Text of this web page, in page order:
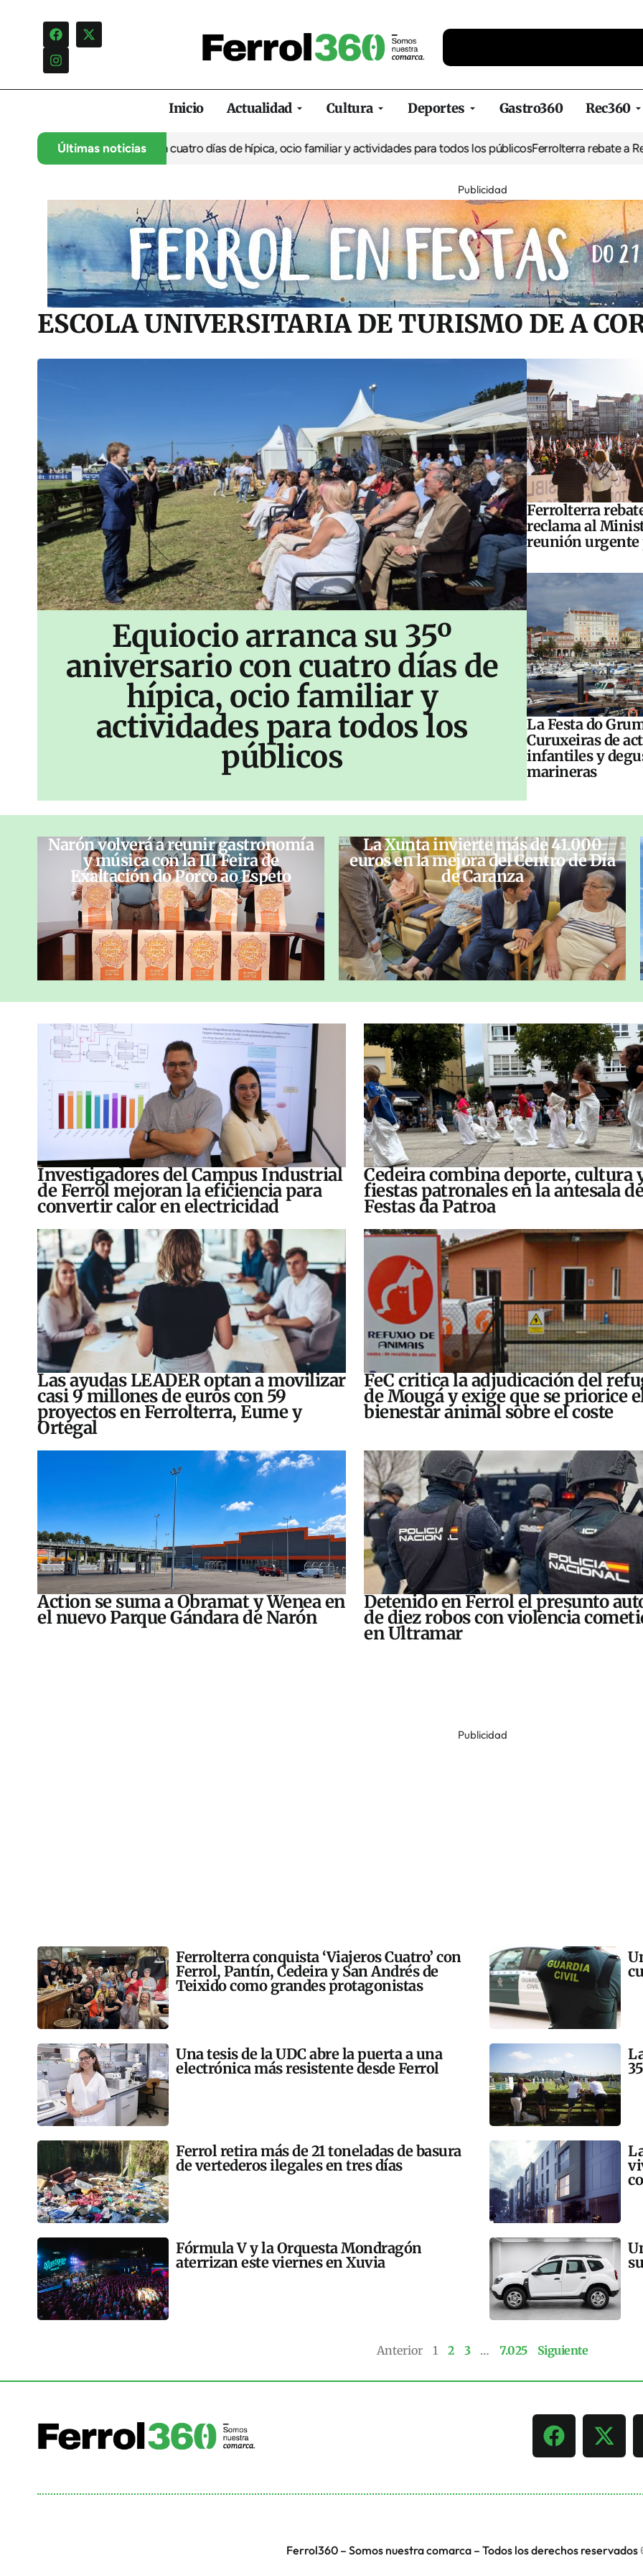
Inicio Actualidad Cultura Deportes Gastro360 Rec360
Últimas noticias
35º aniversario con cuatro días de hípica, ocio familiar y actividades para todos los públicosFerrolterra rebate a Renfe y
Publicidad
ESCOLA UNIVERSITARIA DE TURISMO DE A
Equiocio arranca su 35º
aniversario con cuatro días de
hípica, ocio familiar y
actividades para todos los
públicos
Ferrolterra
reclama al
reunión urgente
La Festa do
Curuxeiras de
infantiles y
marineras
Narón volverá a reunir gastronomía
y música con la III Feira de
Exaltación do Porco ao Espeto
La Xunta invierte más de 41.000
euros en la mejora del Centro de Día
de Caranza
Investigadores del Campus Industrial
de Ferrol mejoran la eficiencia para
convertir calor en electricidad
Cedeira combina deporte, cultura
fiestas patronales en la antesala
Festas da Patroa
Las ayudas LEADER optan a movilizar
casi 9 millones de euros con 59
proyectos en Ferrolterra, Eume y
Ortegal
FeC critica la adjudicación del
de Mougá y exige que se priorice
bienestar animal sobre el coste
Action se suma a Obramat y Wenea en
el nuevo Parque Gándara de Narón
Detenido en Ferrol el presunto
de diez robos con violencia
en Ultramar
Publicidad
Ferrolterra conquista ‘Viajeros Cuatro’ con
Ferrol, Pantín, Cedeira y San Andrés de
Teixido como grandes protagonistas
Una tesis de la UDC abre la puerta a una
electrónica más resistente desde Ferrol
Ferrol retira más de 21 toneladas de basura
de vertederos ilegales en tres días
Fórmula V y la Orquesta Mondragón
aterrizan este viernes en Xuvia
Anterior 1 2 3 … 7.025 Siguiente
Ferrol360 – Somos nuestra comarca – Todos los derechos